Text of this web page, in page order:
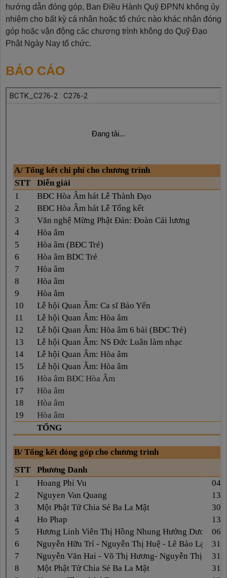
hướng dẫn đóng góp, Ban Điều Hành Quỹ ĐPNN không ủy
nhiệm cho bất kỳ cá nhân hoặc tổ chức nào khác nhận đóng
góp hoặc vận động các chương trình không do Quỹ Đạo
Phật Ngày Nay tổ chức.
BÁO CÁO